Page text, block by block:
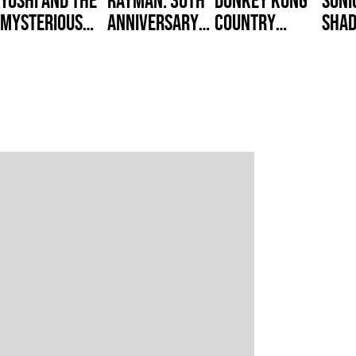
Mysterious
Anniversary
Country